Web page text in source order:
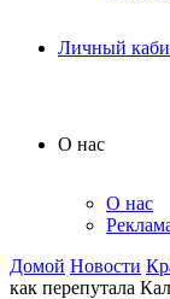
Личный
О нас
О нас
Домой Новости
как перепутала